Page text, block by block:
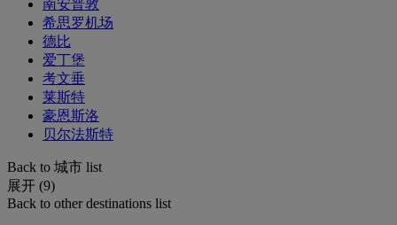
南安普敦
希思罗机场
德比
爱丁堡
考文垂
莱斯特
豪恩斯洛
贝尔法斯特
Back to 城市 list
展开 (9)
Back to other destinations list